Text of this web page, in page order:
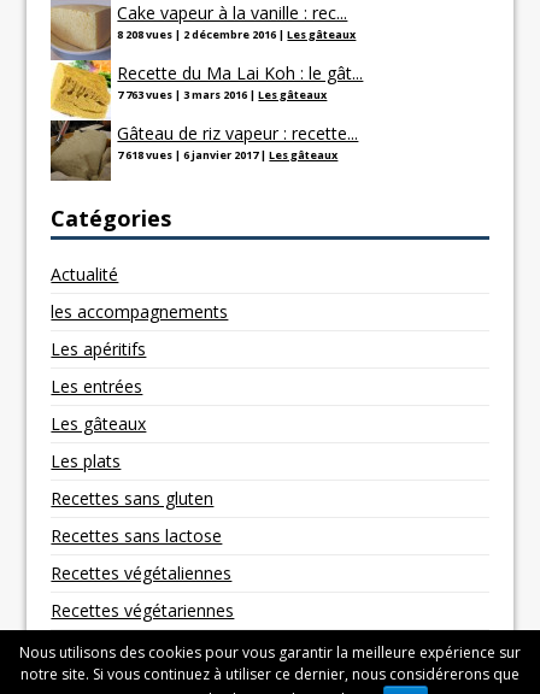
Cake vapeur à la vanille : rec...
8 208 vues | 2 décembre 2016 |Les gâteaux
Recette du Ma Lai Koh : le gât...
7 763 vues |3 mars 2016 |Les gâteaux
Gâteau de riz vapeur : recette...
7 618 vues |6 janvier 2017|Les gâteaux
Catégories
Actualité
les accompagnements
Les apéritifs
Les entrées
Les gâteaux
Les plats
Recettes sans gluten
Recettes sans lactose
Recettes végétaliennes
Recettes végétariennes
Nous utilisons des cookies pour vous garantir la meilleure expérience sur
notre site. Si vous continuez à utiliser ce dernier, nous considérerons que